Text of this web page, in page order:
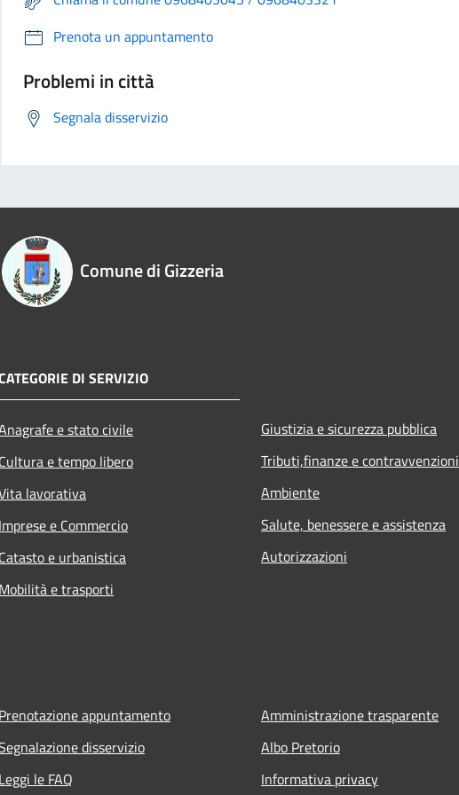
Prenota un appuntamento
Problemi in città
Segnala disservizio
Comune di Gizzeria
DI SERVIZIO
e stato civile
Cultura e tempo libero
lavorativa
Imprese e Commercio
Catasto e urbanistica
Mobilità e trasporti
Giustizia e sicurezza pubblica
Tributi,finanze e contravvenzioni
Ambiente
Salute, benessere e assistenza
Autorizzazioni
Prenotazione appuntamento
disservizio
Leggi le FAQ
Amministrazione trasparente
Albo Pretorio
Informativa privacy